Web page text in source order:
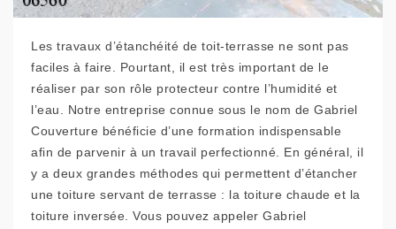
Les travaux d’étanchéité de toit-terrasse ne sont pas
faciles à faire. Pourtant, il est très important de le
réaliser par son rôle protecteur contre l’humidité et
l’eau. Notre entreprise connue sous le nom de Gabriel
Couverture bénéficie d’une formation indispensable
afin de parvenir à un travail perfectionné. En général, il
y a deux grandes méthodes qui permettent d’étancher
une toiture servant de terrasse : la toiture chaude et la
toiture inversée. Vous pouvez appeler Gabriel